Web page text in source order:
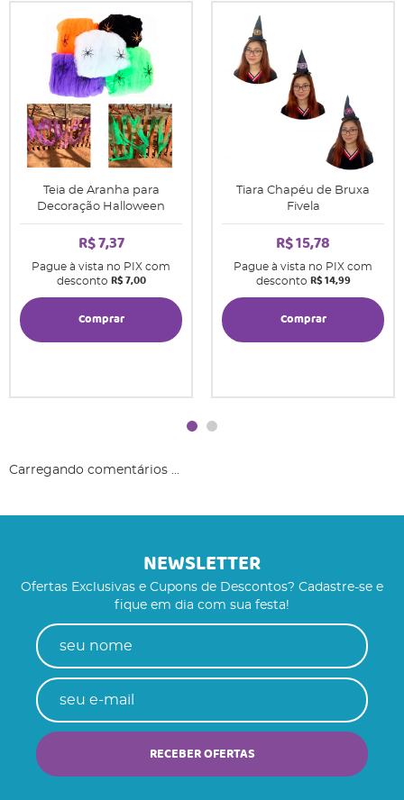
Teia de Aranha para
Decoração Halloween
R$ 7,37
Pague à vista no PIX com
desconto R$ 7,00
Comprar
Tiara Chapéu de Bruxa
Fivela
R$ 15,78
Pague à vista no PIX com
desconto R$ 14,99
Comprar
Carregando comentários ...
NEWSLETTER
Ofertas Exclusivas e Cupons de Descontos? Cadastre-se e
fique em dia com sua festa!
RECEBER OFERTAS